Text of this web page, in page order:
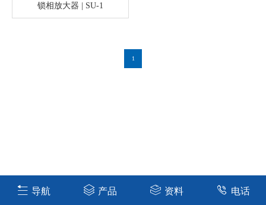
锁相放大器 | SU-1
1
导航 产品 资料 电话